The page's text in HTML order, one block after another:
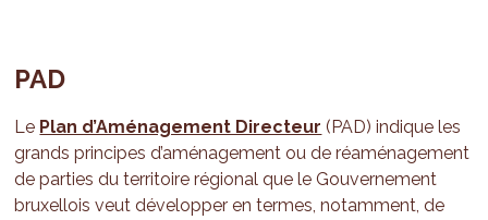
PAD
Le Plan d’Aménagement Directeur (PAD) indique les
grands principes d’aménagement ou de réaménagement
de parties du territoire régional que le Gouvernement
bruxellois veut développer en termes, notamment, de